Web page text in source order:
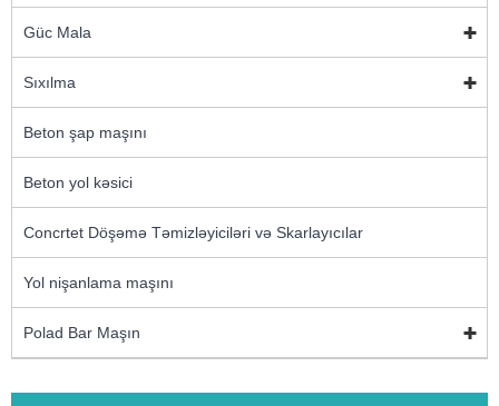
Güc Mala
Sıxılma
Beton şap maşını
Beton yol kəsici
Concrtet Döşəmə Təmizləyiciləri və Skarlayıcılar
Yol nişanlama maşını
Polad Bar Maşın